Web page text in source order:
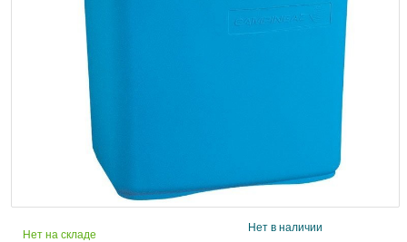
Нет на складе
Нет в наличии